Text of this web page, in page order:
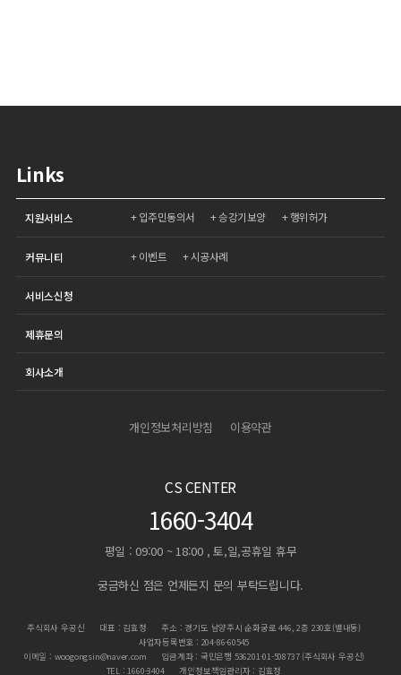
Links
지원서비스 입주민동의서 승강기보양 행위허가
커뮤니티 이벤트 시공사례
서비스신청
제휴문의
회사소개
개인정보처리방침 이용약관
CS CENTER
1660-3404
평일 : 09:00 ~ 18:00 , 토,일,공휴일 휴무
궁금하신 점은 언제든지 문의 부탁드립니다.
주식회사 우공신 대표 : 김효정
주소 : 경기도 남양주시 순화궁로 446, 2층 230호(별내동)
사업자등록번호 : 204-86-60545
이메일 : woogongsin@naver.com
입금계좌 : 국민은행 536201-01-508737 (주식회사 우공신)
TEL : 1660-3404
개인정보책임관리자 : 김효정